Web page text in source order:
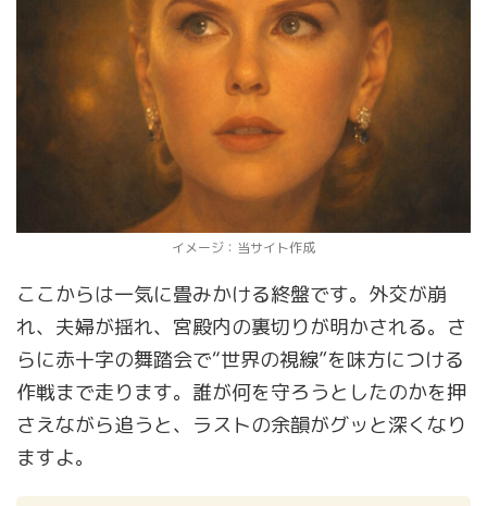
イメージ：当サイト作成
ここからは一気に畳みかける終盤です。外交が崩
れ、夫婦が揺れ、宮殿内の裏切りが明かされる。さ
らに赤十字の舞踏会で“世界の視線”を味方につける
作戦まで走ります。誰が何を守ろうとしたのかを押
さえながら追うと、ラストの余韻がグッと深くなり
ますよ。